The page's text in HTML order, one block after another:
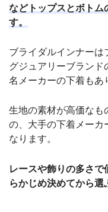
などトップスとボトム
す。
ブライダルインナーは
グジュアリーブラン
名メーカーの下着もあ
生地の素材が高価なも
の、大手の下着メーカ
なります。
レースや飾りの多さ
らかじめ決めてから選